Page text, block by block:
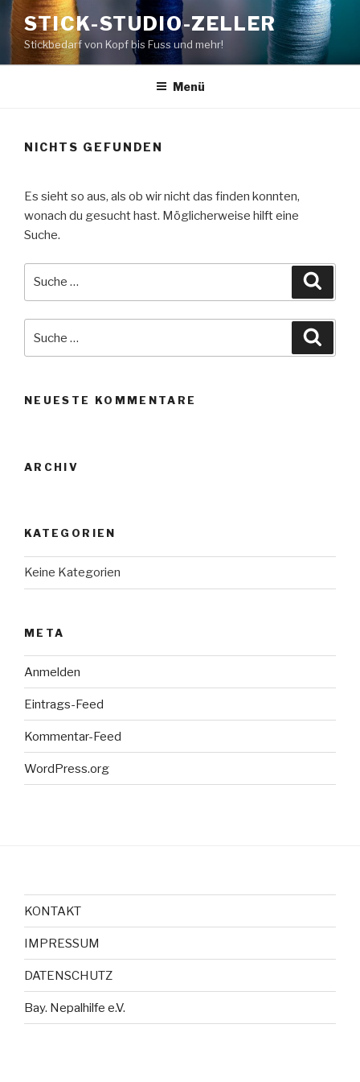
Zum
Inhalt
springen
STICK-STUDIO-ZELLER
Stickbedarf von Kopf bis Fuss und mehr!
Menü
NICHTS GEFUNDEN
Es sieht so aus, als ob wir nicht das finden konnten,
wonach du gesucht hast. Möglicherweise hilft eine
Suche.
nach:
NEUESTE KOMMENTARE
ARCHIV
KATEGORIEN
Keine Kategorien
META
Anmelden
Eintrags-Feed
Kommentar-Feed
WordPress.org
KONTAKT
IMPRESSUM
DATENSCHUTZ
Bay. Nepalhilfe e.V.